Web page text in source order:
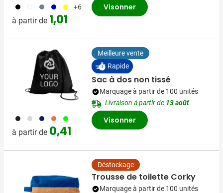
001 002 003 005 006 +6
à partir de 1,01
Visonner
001 002 005 007 019
à partir de 0,41
Meilleure vente
Rapide
Sac à dos non tissé
Marquage à partir de 100 unités
Livraison à partir de 13 août
Visonner
Déstockage
Trousse de toilette Corky
Marquage à partir de 100 unités